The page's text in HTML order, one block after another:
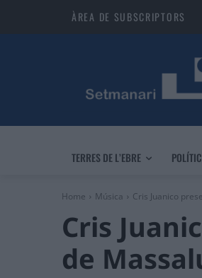
ÀREA DE SUBSCRIPTORS
TERRES DE L’EBRE
Home Música Cris Juanico
Cris
de